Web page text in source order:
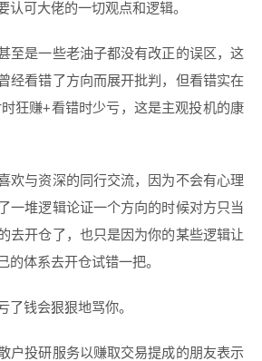
认可大佬的一切观点和逻辑。
至是一些老油子都没有改正的误区，这
经看错了方向而展开批判，但看错实在
狂赚+看错时少亏，这是主观投机的康
欢与资深的同行交流，因为不会有心理
一堆逻辑论证一个方向的时候对方只当
去开仓了，也只是因为你的某些逻辑让
的体系去开仓试错一把。
了钱会狠狠地骂你。
户投研服务以赚取交易提成的朋友表示